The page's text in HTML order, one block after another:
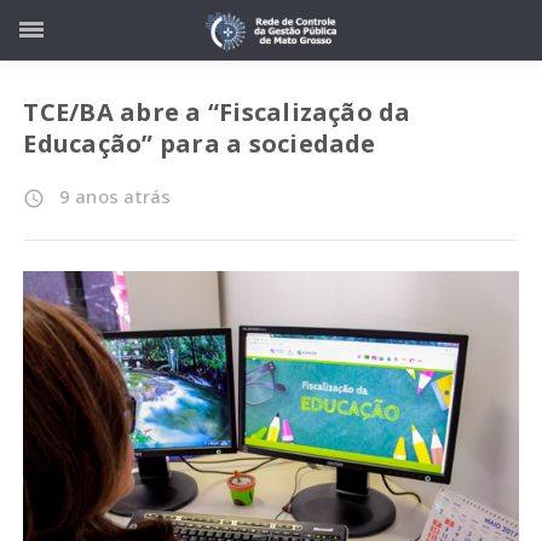
TCE/BA abre a “Fiscalização da
Educação” para a sociedade
access_time 9 anos atrás